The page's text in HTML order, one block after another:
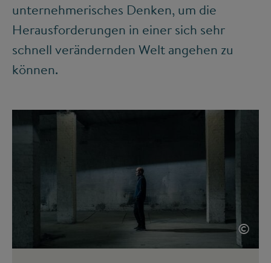
unternehmerisches Denken, um die
Herausforderungen in einer sich sehr
schnell verändernden Welt angehen zu
können.
©